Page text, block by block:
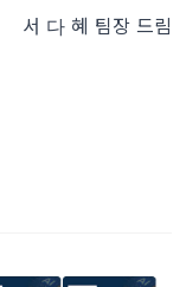
서 다 혜 팀장 드림